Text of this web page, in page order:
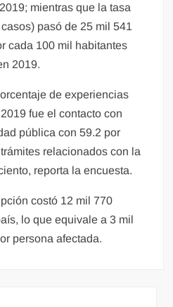
mientras que la tasa
pasó de 25 mil 541
cada 100 mil habitantes
2019.
de experiencias
fue el contacto con
pública con 59.2 por
relacionados con la
reporta la encuesta.
costó 12 mil 770
lo que equivale a 3 mil
persona afectada.